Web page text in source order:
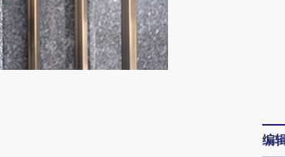
编